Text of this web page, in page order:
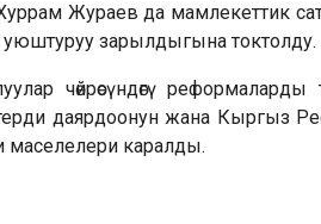
Жураев да мамлекеттик
уюштуруу зарылдыгына токтолду.
чөйрөсүндөгү
даярдоонун жана Кыргыз
маселелери каралды.